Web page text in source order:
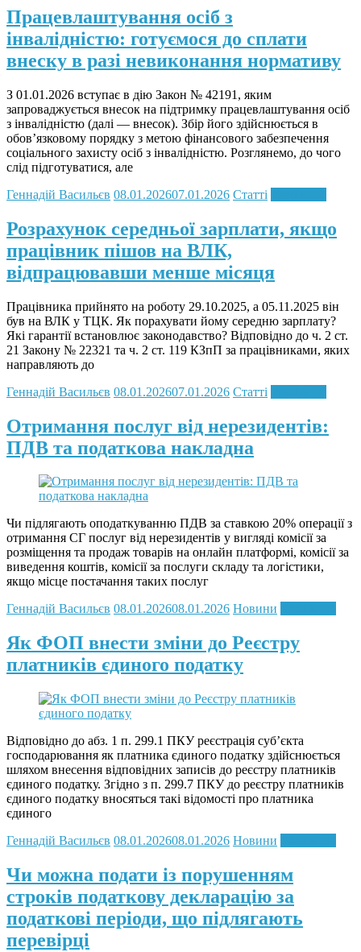
Працевлаштування осіб з
інвалідністю: готуємося до сплати
внеску в разі невиконання нормативу
З 01.01.2026 вступає в дію Закон № 42191, яким
запроваджується внесок на підтримку працевлаштування осіб
з інвалідністю (далі — внесок). Збір його здійснюється в
обов’язковому порядку з метою фінансового забезпечення
соціального захисту осіб з інвалідністю. Розглянемо, до чого
слід підготуватися, але
Геннадій Васильєв 08.01.202607.01.2026 Статті
Розрахунок середньої зарплати, якщо
працівник пішов на ВЛК,
відпрацювавши менше місяця
Працівника прийнято на роботу 29.10.2025, а 05.11.2025 він
був на ВЛК у ТЦК. Як порахувати йому середню зарплату?
Які гарантії встановлює законодавство? Відповідно до ч. 2 ст.
21 Закону № 22321 та ч. 2 ст. 119 КЗпП за працівниками, яких
направляють до
Геннадій Васильєв 08.01.202607.01.2026 Статті
Отримання послуг від нерезидентів:
ПДВ та податкова накладна
Чи підлягають оподаткуванню ПДВ за ставкою 20% операції з
отримання СГ послуг від нерезидентів у вигляді комісії за
розміщення та продаж товарів на онлайн платформі, комісії за
виведення коштів, комісії за послуги складу та логістики,
якщо місце постачання таких послуг
Геннадій Васильєв 08.01.202608.01.2026 Новини
Як ФОП внести зміни до Реєстру
платників єдиного податку
Відповідно до абз. 1 п. 299.1 ПКУ реєстрація суб’єкта
господарювання як платника єдиного податку здійснюється
шляхом внесення відповідних записів до реєстру платників
єдиного податку. Згідно з п. 299.7 ПКУ до реєстру платників
єдиного податку вносяться такі відомості про платника
єдиного
Геннадій Васильєв 08.01.202608.01.2026 Новини
Чи можна подати із порушенням
строків податкову декларацію за
податкові періоди, що підлягають
перевірці